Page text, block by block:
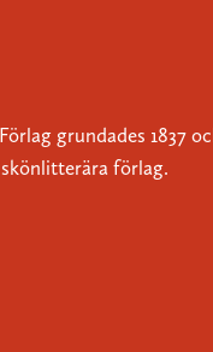
grundades 1837
förlag.